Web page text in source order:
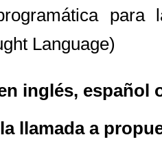
para
Language)
inglés, español
llamada a